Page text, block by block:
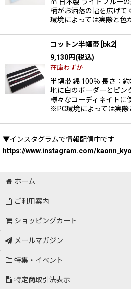
柄がお洒落の幅を広げ
環境によっては実際と色
コットン半幅帯 bk2
9,130円(税込)
在庫わずか
半幅帯 綿 100％ 長さ：
地に白のボーダーとピン
様々なコーディネイトに
※PC環境によっては実際
▼インスタグラムで情報配信中です
https://www.instagram.com/
ホーム
ご利用案内
ショッピングカート
メールマガジン
特集・イベント
特定商取引法表示